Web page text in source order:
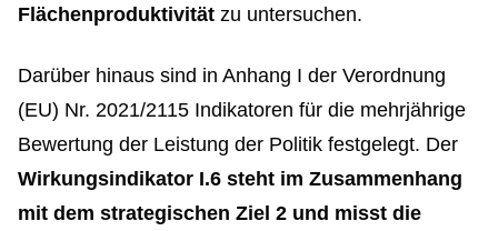
Flächenproduktivität zu untersuchen.
Darüber hinaus sind in Anhang I der Verordnung
(EU) Nr. 2021/2115 Indikatoren für die mehrjährige
Bewertung der Leistung der Politik festgelegt. Der
Wirkungsindikator I.6 steht im Zusammenhang
mit dem strategischen Ziel 2 und misst die